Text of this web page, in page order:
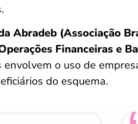
Abradeb (Associação
Financeiras e
o uso de
do esquema.